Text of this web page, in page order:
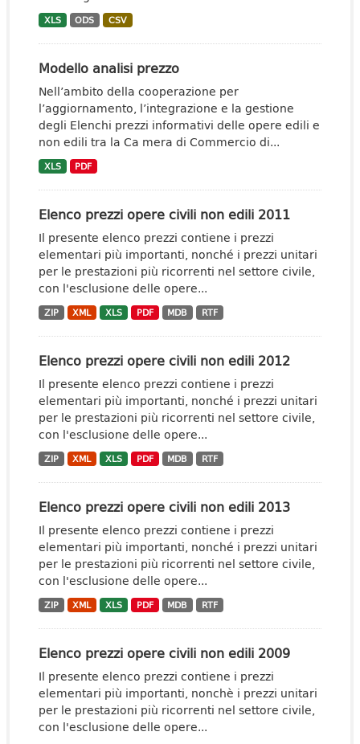
XLS ODS CSV
Modello analisi prezzo
Nell’ambito della cooperazione per
l’aggiornamento, l’integrazione e la gestione
degli Elenchi prezzi informativi delle opere edili e
non edili tra la Ca mera di Commercio di...
XLS PDF
Elenco prezzi opere civili non edili 2011
Il presente elenco prezzi contiene i prezzi
elementari più importanti, nonché i prezzi unitari
per le prestazioni più ricorrenti nel settore civile,
con l'esclusione delle opere...
ZIP XML XLS PDF MDB RTF
Elenco prezzi opere civili non edili 2012
Il presente elenco prezzi contiene i prezzi
elementari più importanti, nonché i prezzi unitari
per le prestazioni più ricorrenti nel settore civile,
con l'esclusione delle opere...
ZIP XML XLS PDF MDB RTF
Elenco prezzi opere civili non edili 2013
Il presente elenco prezzi contiene i prezzi
elementari più importanti, nonché i prezzi unitari
per le prestazioni più ricorrenti nel settore civile,
con l'esclusione delle opere...
ZIP XML XLS PDF MDB RTF
Elenco prezzi opere civili non edili 2009
Il presente elenco prezzi contiene i prezzi
elementari più importanti, nonchè i prezzi unitari
per le prestazioni più ricorrenti nel settore civile,
con l'esclusione delle opere...